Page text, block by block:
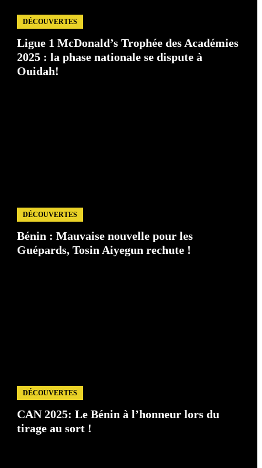
DÉCOUVERTES
Ligue 1 McDonald’s Trophée des Académies
2025 : la phase nationale se dispute à
Ouidah!
DÉCOUVERTES
Bénin : Mauvaise nouvelle pour les
Guépards, Tosin Aiyegun rechute !
DÉCOUVERTES
CAN 2025: Le Bénin à l’honneur lors du
tirage au sort !